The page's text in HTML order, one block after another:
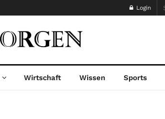
Login
Wirtschaft Wissen Sports